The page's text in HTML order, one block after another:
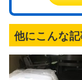
他にこんな